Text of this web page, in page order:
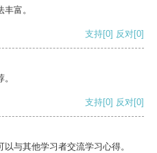
富。
支持[0] 反对[0]
支持[0] 反对[0]
与其他学习者交流学习心得。